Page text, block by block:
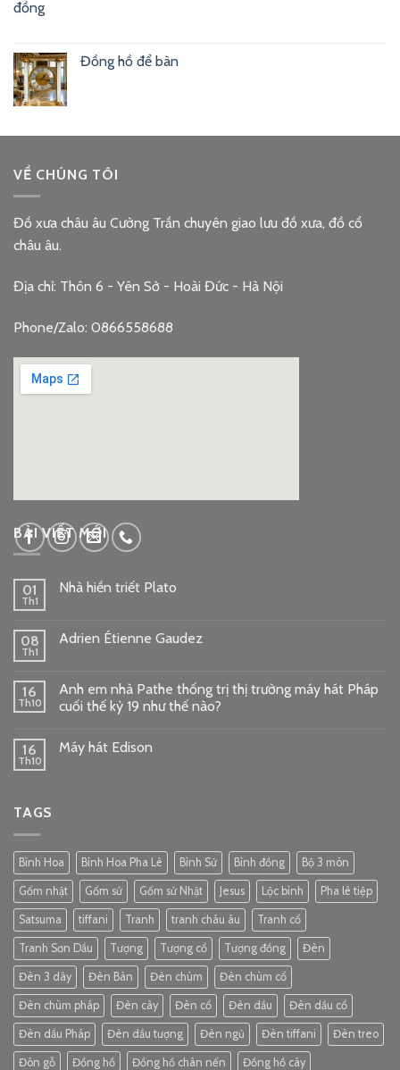
Đồng hồ để bàn
VỀ CHÚNG TÔI
Đồ xưa châu âu Cường Trần chuyên giao lưu đồ xưa, đồ cổ
châu âu.
Địa chỉ: Thôn 6 - Yên Sở - Hoài Đức - Hà Nội
Phone/Zalo: 0866558688
BÀI VIẾT MỚI
01
Th1
Nhà hiền triết Plato
08
Th1
Adrien Étienne Gaudez
16
Th10
Anh em nhà Pathe thống trị thị trường máy hát Pháp
cuối thế kỷ 19 như thế nào?
16
Th10
Máy hát Edison
TAGS
Bình Hoa Bình Hoa Pha Lê Bình Sứ Bình đồng Bộ 3 món
Gốm nhật Gốm sứ Gốm sứ Nhật Jesus Lộc bình Pha lê tiệp
Satsuma tiffani Tranh tranh châu âu Tranh cổ
Tranh Sơn Dầu Tượng Tượng cổ Tượng đồng Đèn
Đèn 3 dây Đèn Bàn Đèn chùm Đèn chùm cổ
Đèn chùm pháp Đèn cây Đèn cổ Đèn dầu Đèn dầu cổ
Đèn dầu Pháp Đèn dầu tượng Đèn ngủ Đèn tiffani Đèn treo
Đôn gỗ Đồng hồ Đồng hồ chân nến Đồng hồ cây